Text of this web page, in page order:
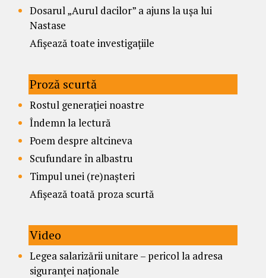
Dosarul „Aurul dacilor” a ajuns la ușa lui
Nastase
Afișează toate investigațiile
Proză scurtă
Rostul generației noastre
Îndemn la lectură
Poem despre altcineva
Scufundare în albastru
Timpul unei (re)nașteri
Afișează toată proza scurtă
Video
Legea salarizării unitare – pericol la adresa
siguranței naționale